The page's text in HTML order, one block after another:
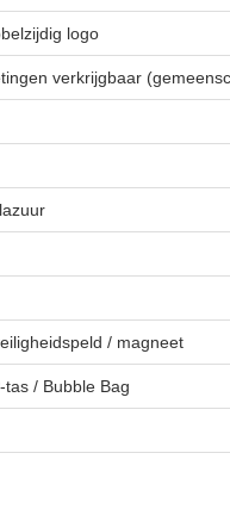
logo
verkrijgbaar
/ magneet
tas / Bubble Bag